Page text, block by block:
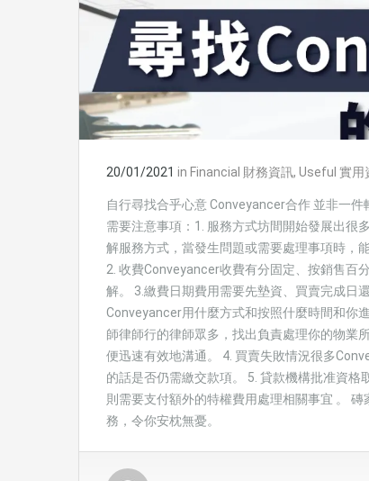
20/01/2021 in Financial 財務資訊, Useful 實用
自行尋找合乎心意 Conveyancer合作 並非一
需要注意事項：1. 服務方式坊間開始發展出
解服務方式，當發生問題或需要處理事項時，
2. 收費Conveyancer收費有分固定、按銷售百
解。 3.繳費日期費用需要先墊資、買賣完成日
Conveyancer用什麼方式和按照什麼時間和你
師律師行的律師眾多，找出負責處理你的物業
便迅速有效地溝通。 4. 買賣失敗情況很多
的話是否仍需繳交款項。 5. 貸款機構批准資
則需要支付額外的特權費用處理相關事宜 。
務，令你安枕無憂。